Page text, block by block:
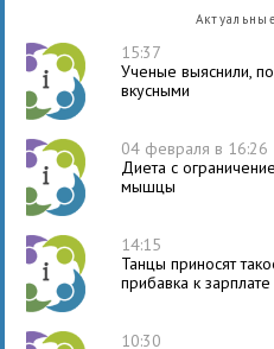
15:37
Ученые выяснили,
вкусными
04 февраля в 16:26
Диета с
мышцы
14:15
Танцы приносят
прибавка к зарплате
10:30